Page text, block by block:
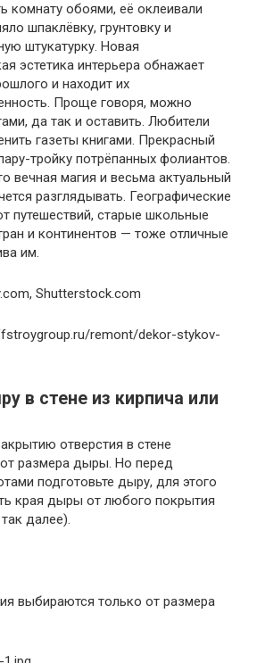
комнату обоями, её оклеивали
шпаклёвку, грунтовку и
штукатурку. Новая
эстетика интерьера обнажает
и находит их
Проще говоря, можно
да так и оставить. Любители
газеты книгами. Прекрасный
тройку потрёпанных фолиантов.
вечная магия и весьма актуальный
разглядывать. Географические
путешествий, старые школьные
и континентов — тоже отличные
им.
Shutterstock.com
remont/dekor-stykov-
в стене из кирпича или
отверстия в стене
размера дыры. Но перед
подготовьте дыру, для этого
края дыры от любого покрытия
далее).
выбираются только от размера